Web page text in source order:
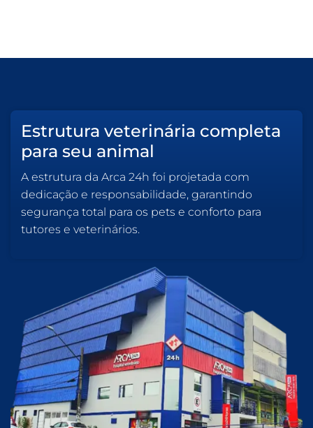
Estrutura veterinária completa
para seu animal
A estrutura da Arca 24h foi projetada com
dedicação e responsabilidade, garantindo
segurança total para os pets e conforto para
tutores e veterinários.